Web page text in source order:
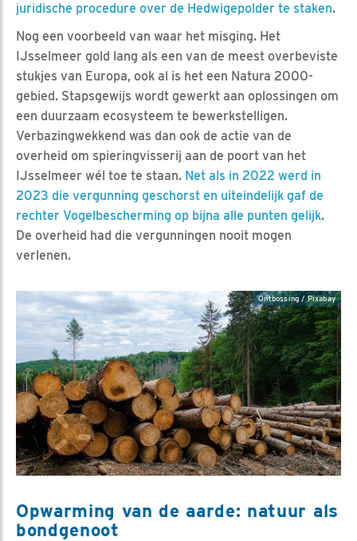
juridische procedure over de Hedwigepolder te staken.
Nog een voorbeeld van waar het misging. Het
IJsselmeer gold lang als een van de meest overbeviste
stukjes van Europa, ook al is het een Natura 2000-
gebied. Stapsgewijs wordt gewerkt aan oplossingen om
een duurzaam ecosysteem te bewerkstelligen.
Verbazingwekkend was dan ook de actie van de
overheid om spieringvisserij aan de poort van het
IJsselmeer wél toe te staan. Net als in 2022 werd in
2023 die vergunning geschorst en uiteindelijk gaf de
rechter Vogelbescherming op bijna alle punten gelijk.
De overheid had die vergunningen nooit mogen
verlenen.
Ontbossing / Pixabay
Opwarming van de aarde: natuur als
bondgenoot